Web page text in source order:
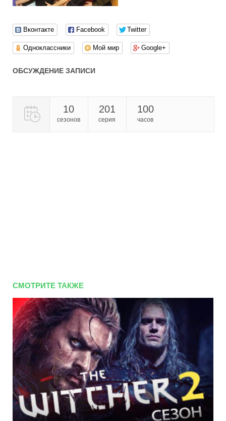
Вконтакте Facebook Twitter
Одноклассники Мой мир Google+
ОБСУЖДЕНИЕ ЗАПИСИ
10
сезонов
201
серия
100
часов
СМОТРИТЕ ТАКЖЕ